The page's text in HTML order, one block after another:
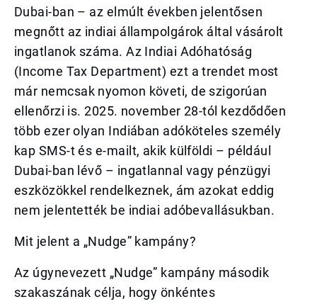
Dubai-ban – az elmúlt években jelentősen
megnőtt az indiai állampolgárok által vásárolt
ingatlanok száma. Az Indiai Adóhatóság
(Income Tax Department) ezt a trendet most
már nemcsak nyomon követi, de szigorúan
ellenőrzi is. 2025. november 28-tól kezdődően
több ezer olyan Indiában adóköteles személy
kap SMS-t és e-mailt, akik külföldi – például
Dubai-ban lévő – ingatlannal vagy pénzügyi
eszközökkel rendelkeznek, ám azokat eddig
nem jelentették be indiai adóbevallásukban.
Mit jelent a „Nudge” kampány?
Az úgynevezett „Nudge” kampány második
szakaszának célja, hogy önkéntes